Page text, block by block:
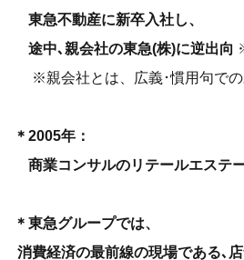
東急不動産に新卒入社し、
途中､親会社の東急(株)に逆出向
※親会社とは、広義･慣用句での
＊2005年：
商業コンサルのリテールエステ
＊東急グループでは、
消費経済の最前線の現場である､